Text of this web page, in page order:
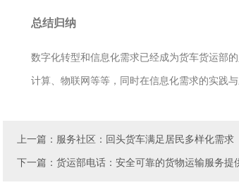
总结归纳
数字化转型和信息化需求已经成为货车货运部
计算、物联网等等，同时在信息化需求的实践
上一篇：服务社区：回头货车满足居民多样化需求
下一篇：货运部电话：安全可靠的货物运输服务提